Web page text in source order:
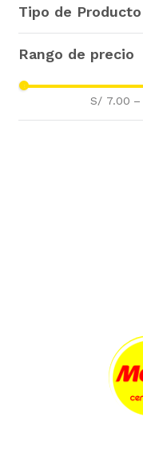
Tipo de Producto
S/ 7.00 –